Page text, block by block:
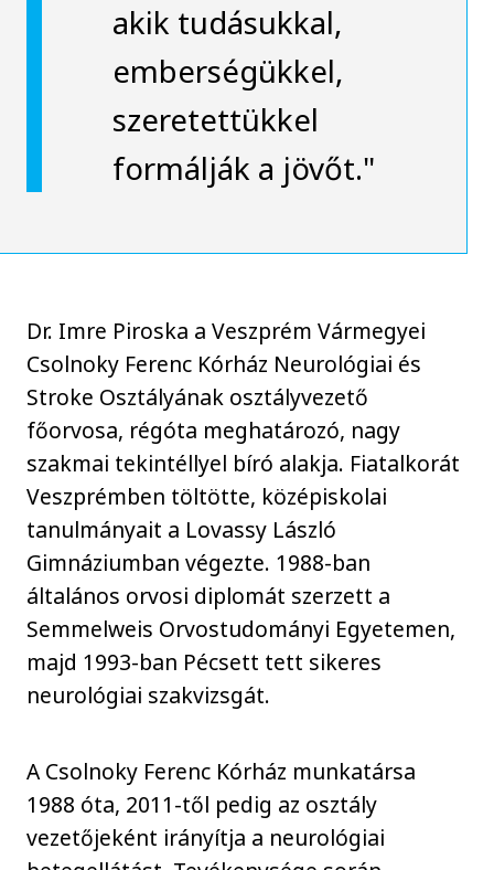
akik tudásukkal,
emberségükkel,
szeretettükkel
formálják a jövőt."
Dr. Imre Piroska a Veszprém Vármegyei
Csolnoky Ferenc Kórház Neurológiai és
Stroke Osztályának osztályvezető
főorvosa, régóta meghatározó, nagy
szakmai tekintéllyel bíró alakja. Fiatalkorát
Veszprémben töltötte, középiskolai
tanulmányait a Lovassy László
Gimnáziumban végezte. 1988-ban
általános orvosi diplomát szerzett a
Semmelweis Orvostudományi Egyetemen,
majd 1993-ban Pécsett tett sikeres
neurológiai szakvizsgát.
A Csolnoky Ferenc Kórház munkatársa
1988 óta, 2011-től pedig az osztály
vezetőjeként irányítja a neurológiai